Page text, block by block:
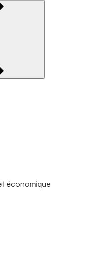
économique